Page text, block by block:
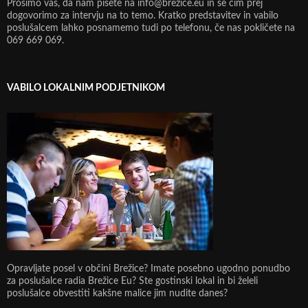
Prosimo vas, da nam pišete na info@brezice.eu in se čim prej
dogovorimo za intervju na to temo. Kratko predstavitev in vabilo
poslušalcem lahko posnamemo tudi po telefonu, če nas pokličete na
069 669 069.
VABILO LOKALNIM PODJETNIKOM
Opravljate posel v občini Brežice? Imate posebno ugodno ponudbo
za poslušalce radia Brežice Eu? Ste gostinski lokal in bi želeli
poslušalce obvestiti kakšne malice jim nudite danes?